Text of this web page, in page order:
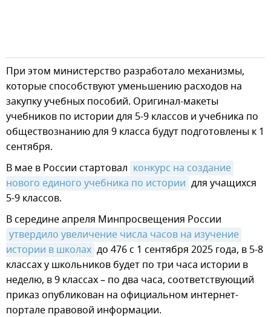
При этом министерство разработало механизмы,
которые способствуют уменьшению расходов на
закупку учебных пособий. Оригинал-макеты
учебников по истории для 5-9 классов и учебника по
обществознанию для 9 класса будут подготовлены к 1
сентября.
В мае в России стартовал конкурс на создание
нового единого учебника по истории для учащихся
5-9 классов.
В середине апреля Минпросвещения России
утвердило увеличение числа часов на изучение
истории в школах до 476 с 1 сентября 2025 года, в 5-8
классах у школьников будет по три часа истории в
неделю, в 9 классах – по два часа, соответствующий
приказ опубликован на официальном интернет-
портале правовой информации.